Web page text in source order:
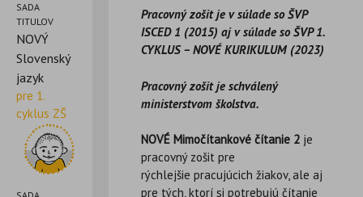
SADA
TITULOV
NOVÝ
Slovenský
jazyk
pre 1.
cyklus ZŠ
Pracovný zošit je v súlade so ŠVP
ISCED 1 (2015) aj v súlade so ŠVP 1.
CYKLUS – NOVÉ KURIKULUM (2023)
Pracovný zošit je schválený
ministerstvom školstva.
NOVÉ Mimočítankové čítanie 2 je
pracovný zošit pre
rýchlejšie pracujúcich žiakov, ale aj
pre tých, ktorí si potrebujú čítanie